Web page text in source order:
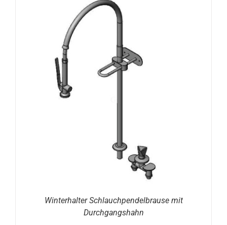
Winterhalter Schlauchpendelbrause mit
Durchgangshahn